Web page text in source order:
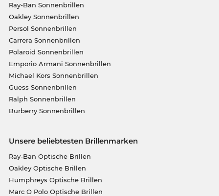
Ray-Ban Sonnenbrillen
Oakley Sonnenbrillen
Persol Sonnenbrillen
Carrera Sonnenbrillen
Polaroid Sonnenbrillen
Emporio Armani Sonnenbrillen
Michael Kors Sonnenbrillen
Guess Sonnenbrillen
Ralph Sonnenbrillen
Burberry Sonnenbrillen
Unsere beliebtesten Brillenmarken
Ray-Ban Optische Brillen
Oakley Optische Brillen
Humphreys Optische Brillen
Marc O Polo Optische Brillen